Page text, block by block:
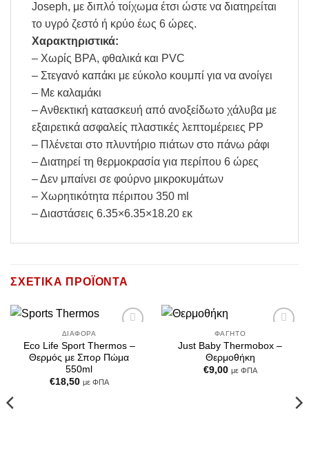
Joseph, με διπλό τοίχωμα έτσι ώστε να διατηρείται
το υγρό ζεστό ή κρύο έως 6 ώρες.
Χαρακτηριστικά:
– Χωρίς BPA, φθαλικά και PVC
– Στεγανό καπάκι με εύκολο κουμπί για να ανοίγει
– Με καλαμάκι
– Ανθεκτική κατασκευή από ανοξείδωτο χάλυβα με
εξαιρετικά ασφαλείς πλαστικές λεπτομέρειες PP
– Πλένεται στο πλυντήριο πιάτων στο πάνω ράφι
– Διατηρεί τη θερμοκρασία για περίπου 6 ώρες
– Δεν μπαίνει σε φούρνο μικροκυμάτων
– Χωρητικότητα πέριπου 350 ml
– Διαστάσεις 6.35×6.35×18.20 εκ
ΣΧΕΤΙΚΆ ΠΡΟΪΌΝΤΑ
Wishlist
ΔΙΆΦΟΡΑ
Eco Life Sport Thermos –
Θερμός με Σπορ Πώμα
550ml
€18,50 με ΦΠΑ
Wishlist
ΦΑΓΗΤΌ
Just Baby Thermobox –
Θερμοθήκη
€9,00 με ΦΠΑ